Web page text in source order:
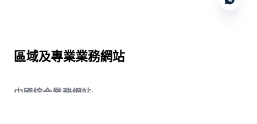
區域及專業業務網站
中國綜合業務網站: